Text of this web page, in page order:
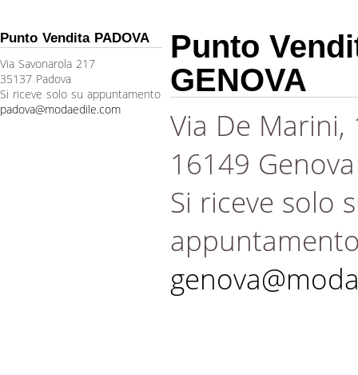
Punto Vendita PADOVA
Via Savonarola 217
35137 Padova
Si riceve solo su appuntamento
padova@modaedile.com
Punto
GENOVA
Via De Marini,
16149 Genova
Si riceve solo